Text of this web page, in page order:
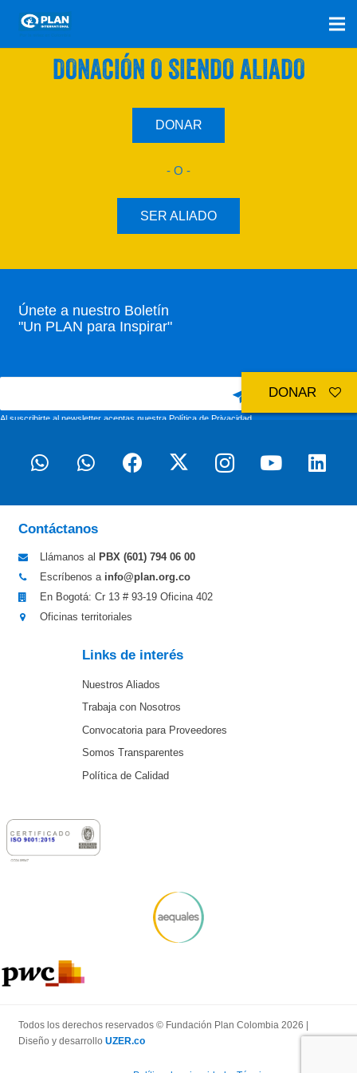
SÚMATE A NUESTRO PLAN CON UNA
DONACIÓN O SIENDO ALIADO
DONAR
- O -
SER ALIADO
Únete a nuestro Boletín
"Un PLAN para Inspirar"
Al suscribirte al newsletter aceptas nuestraPolítica de Privacidad
Contáctanos
Llámanos al PBX (601) 794 06 00
Escríbenos a info@plan.org.co
En Bogotá: Cr 13 # 93-19 Oficina 402
Oficinas territoriales
Links de interés
Nuestros Aliados
Trabaja con Nosotros
Convocatoria para Proveedores
Somos Transparentes
Política de Calidad
Todos los derechos reservados © Fundación Plan Colombia 2026 |
Diseño y desarrollo UZER.co
DONAR